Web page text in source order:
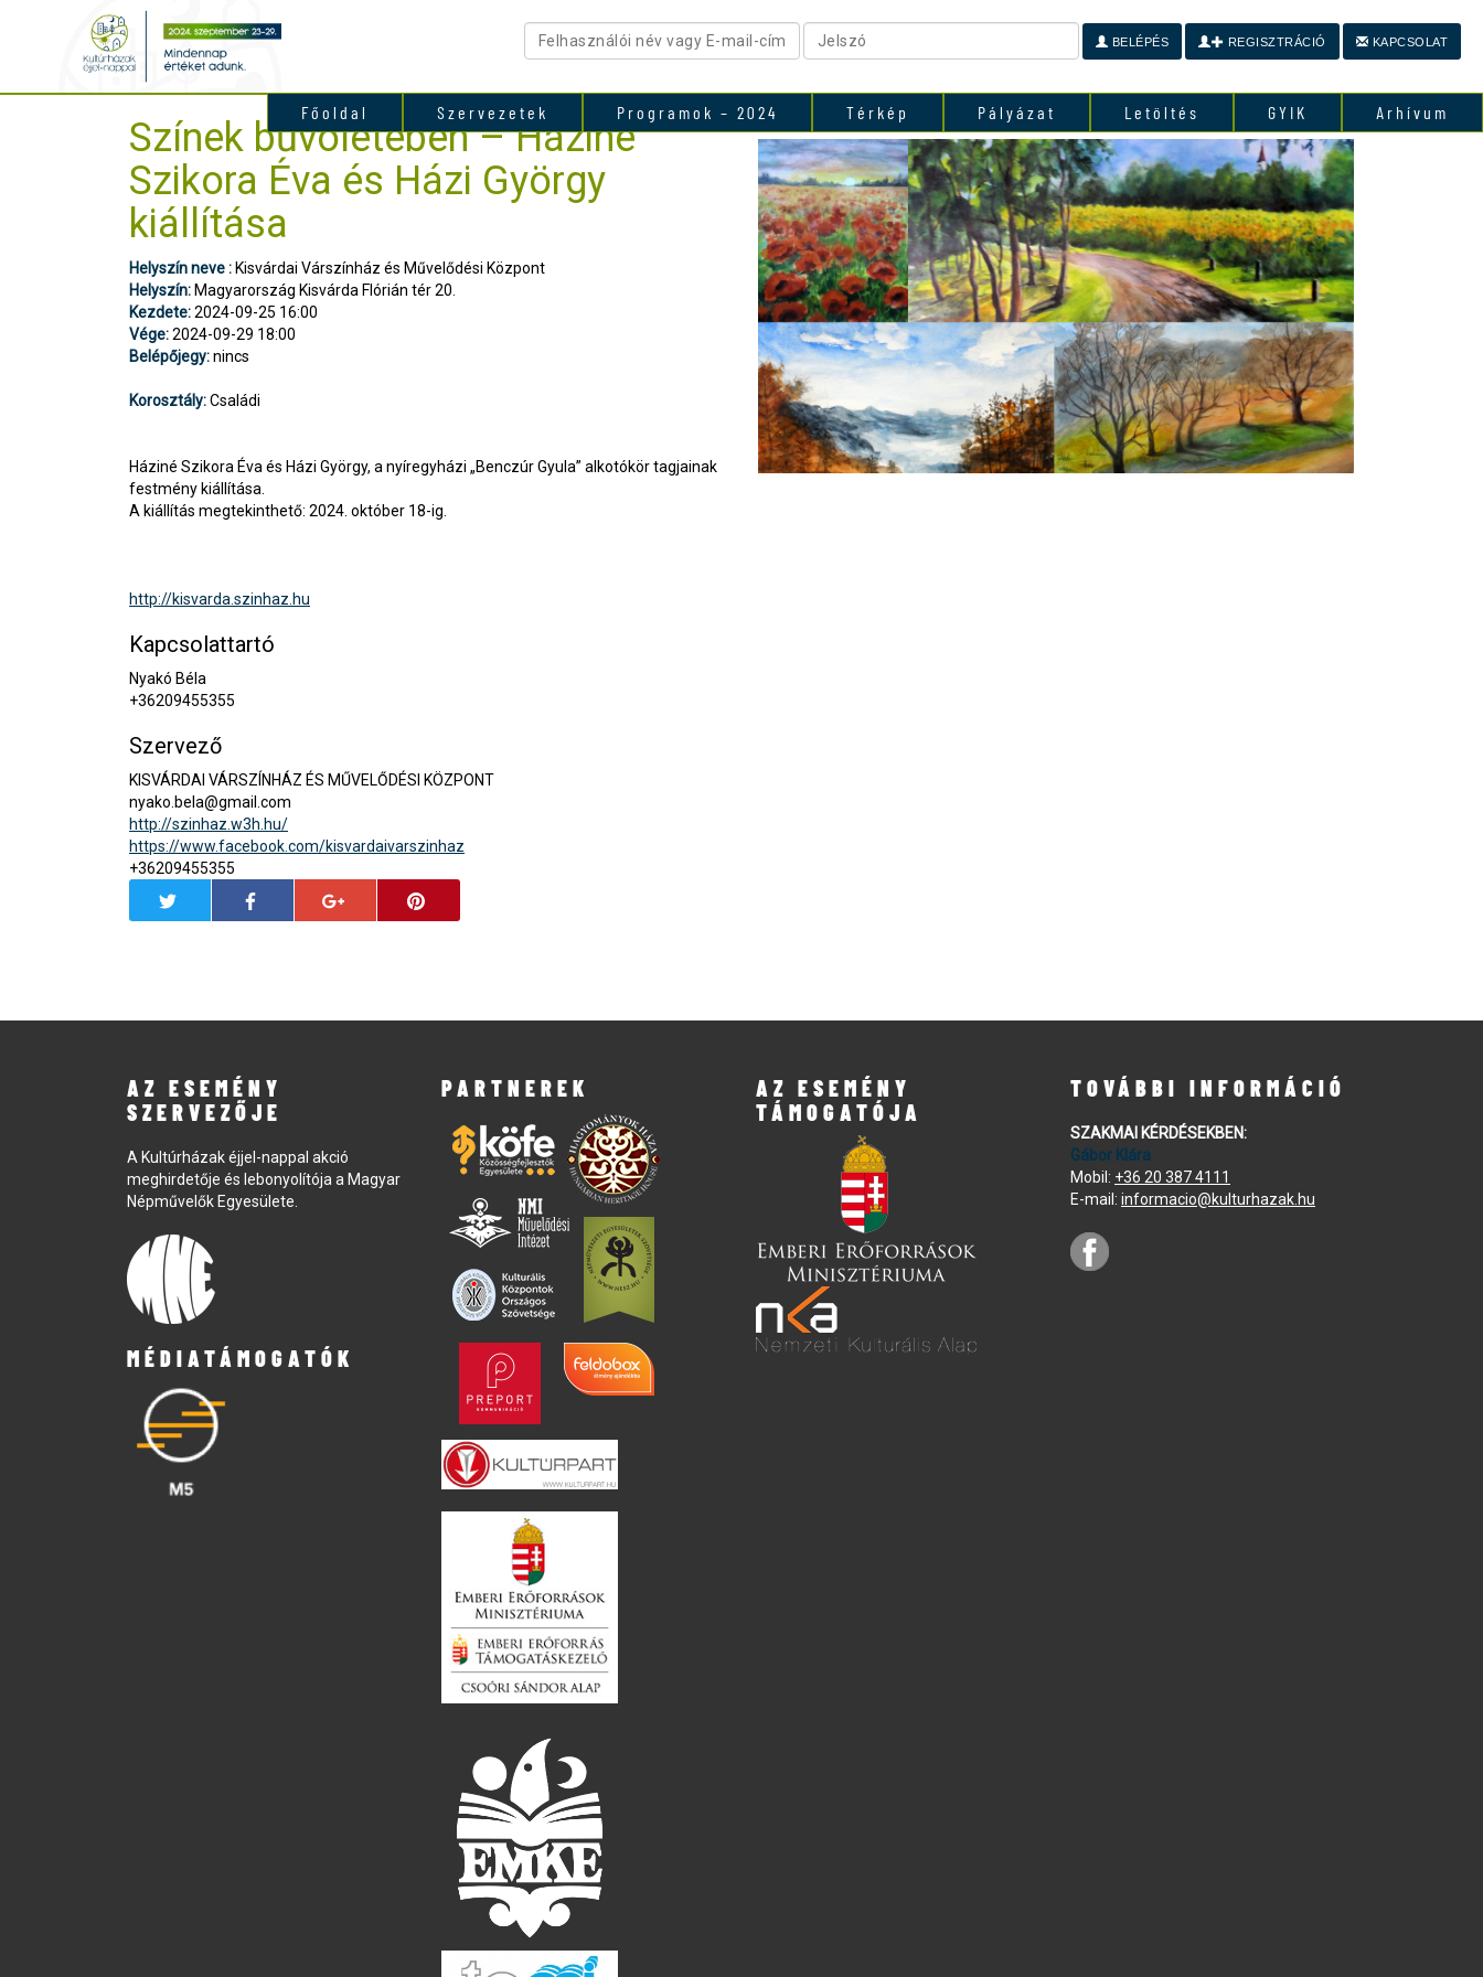
Főoldal Szervezetek Programok – 2024 Térkép Pályázat Letöltés GYIK Arhívum
BELÉPÉS REGISZTRÁCIÓ KAPCSOLAT
Színek bűvöletében – Háziné
Szikora Éva és Házi György
kiállítása
Helyszín neve : Kisvárdai Várszínház és Művelődési Központ
Helyszín: Magyarország Kisvárda Flórián tér 20.
Kezdete:2024-09-25 16:00
Vége:2024-09-29 18:00
Belépőjegy:nincs
Korosztály:Családi
Háziné Szikora Éva és Házi György, a nyíregyházi „Benczúr Gyula” alkotókör tagjainak
festmény kiállítása.
A kiállítás megtekinthető: 2024. október 18-ig.
http://kisvarda.szinhaz.hu
Kapcsolattartó
Nyakó Béla
+36209455355
Szervező
KISVÁRDAI VÁRSZÍNHÁZ ÉS MŰVELŐDÉSI KÖZPONT
nyako.bela@gmail.com
http://szinhaz.w3h.hu/
https://www.facebook.com/kisvardaivarszinhaz
+36209455355
AZ ESEMÉNY
SZERVEZŐJE
A Kultúrházak éjjel-nappal akció
meghirdetője és lebonyolítója a Magyar
Népművelők Egyesülete.
MÉDIATÁMOGATÓK
PARTNEREK
AZ ESEMÉNY
TÁMOGATÓJA
TOVÁBBI INFORMÁCIÓ
SZAKMAI KÉRDÉSEKBEN:
Gábor Klára
Mobil: +36 20 387 4111
E-mail: informacio@kulturhazak.hu